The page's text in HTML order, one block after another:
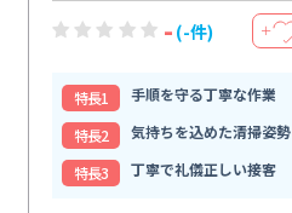
- (-件) ＋
特⻑1
手順を守る丁寧な作業
特⻑2
気持ちを込めた清掃姿勢
特⻑3
丁寧で礼儀正しい接客